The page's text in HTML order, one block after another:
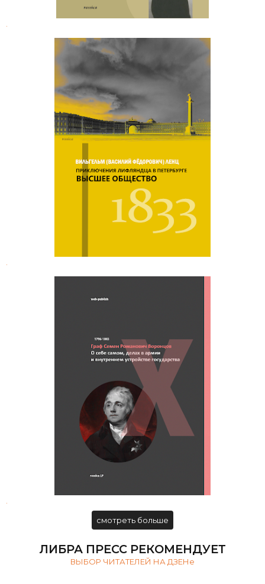
Василий Фёдорович Ленц.
Приключения лифляндца в
Петербурге
Граф Семен Романович Воронцов.
О себе самом, делах в армии и
внутреннем устройстве
государства
смотреть больше
ЛИБРА ПРЕСС РЕКОМЕНДУЕТ
ВЫБОР ЧИТАТЕЛЕЙ НА ДЗЕНе